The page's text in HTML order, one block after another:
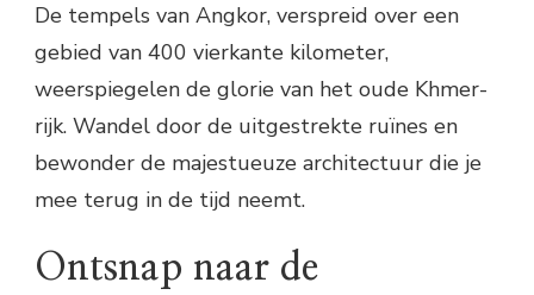
De tempels van Angkor, verspreid over een
gebied van 400 vierkante kilometer,
weerspiegelen de glorie van het oude Khmer-
rijk. Wandel door de uitgestrekte ruïnes en
bewonder de majestueuze architectuur die je
mee terug in de tijd neemt.
Ontsnap naar de